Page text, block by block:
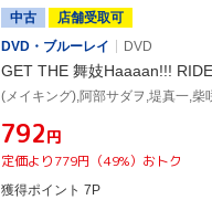
中古
店舗受取可
DVD・ブルーレイ
DVD
GET THE 舞妓Haaaan!!!
(メイキング),阿部サダヲ,堤真一,柴
¥792円
定価より779円（49%）おトク
獲得ポイント 7P